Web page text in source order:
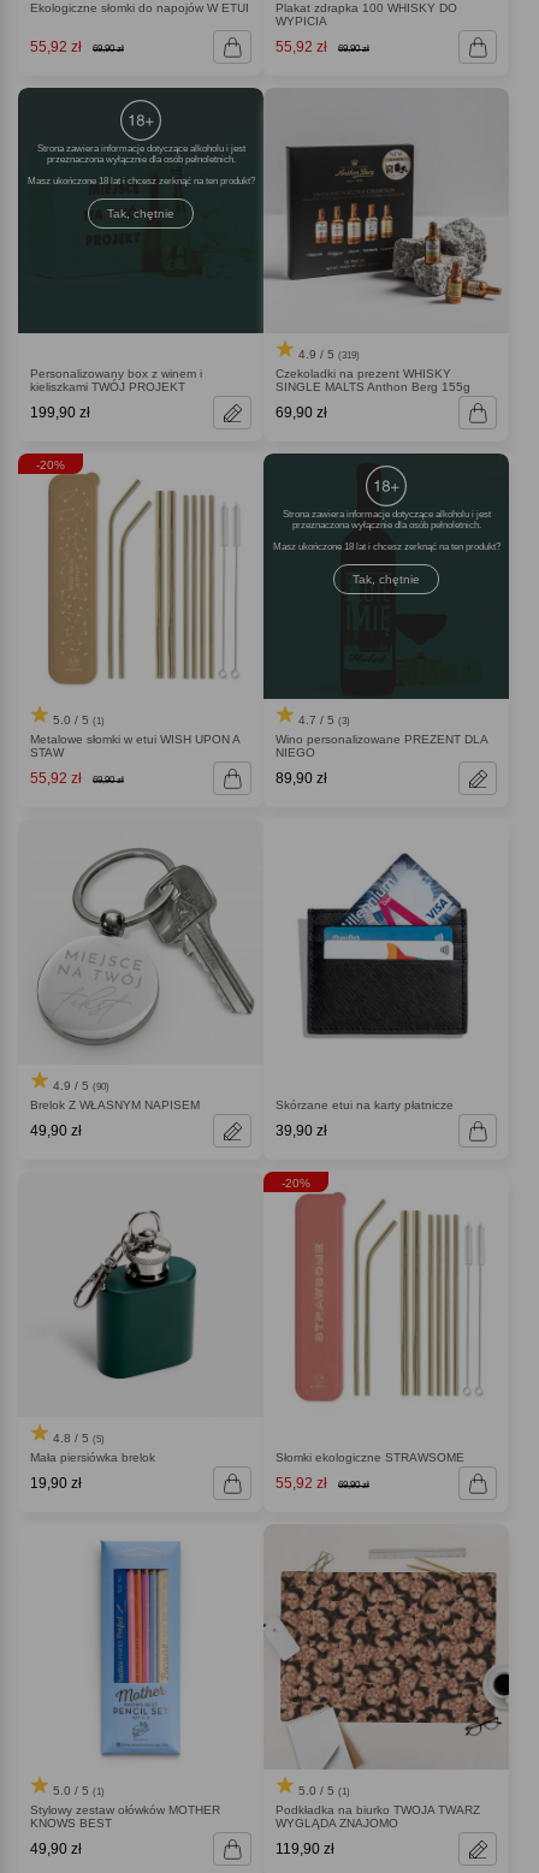
Ekologiczne słomki do napojów W ETUI
55,92 zł 69,90 zł
Plakat zdrapka 100 WHISKY DO
WYPICIA
55,92 zł 69,90 zł
Strona zawiera informacje dotyczące alkoholu i jest
przeznaczona wyłącznie dla osób pełnoletnich.
Masz ukończone 18 lat i chcesz zerknąć na ten produkt
Tak, chętnie
Personalizowany box z winem i
kieliszkami TWÓJ PROJEKT
199,90 zł
4.9 / 5 (319)
Czekoladki na prezent WHISKY
SINGLE MALTS Anthon Berg 155g
69,90 zł
-20%
5.0 / 5 (1)
Metalowe słomki w etui WISH UPON A
STAW
55,92 zł 69,90 zł
Strona zawiera informacje dotyczące alkoholu i jest
przeznaczona wyłącznie dla osób pełnoletnich.
Masz ukończone 18 lat i chcesz zerknąć na ten produkt
Tak, chętnie
4.7 / 5 (3)
Wino personalizowane PREZENT DLA
NIEGO
89,90 zł
4.9 / 5 (90)
Brelok Z WŁASNYM NAPISEM
49,90 zł
Skórzane etui na karty płatnicze
39,90 zł
4.8 / 5 (5)
Mała piersiówka brelok
19,90 zł
-20%
Słomki ekologiczne STRAWSOME
55,92 zł 69,90 zł
5.0 / 5 (1)
Stylowy zestaw ołówków MOTHER
KNOWS BEST
49,90 zł
5.0 / 5 (1)
Podkładka na biurko TWOJA TWARZ
WYGLĄDA ZNAJOMO
119,90 zł